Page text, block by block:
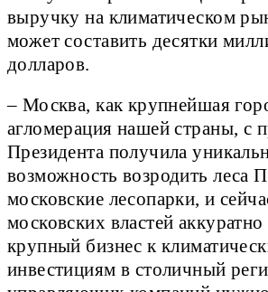
выручку на климатическом
может составить десятки
долларов.
– Москва, как крупнейшая
агломерация нашей страны, с
Президента получила
возможность возродить леса
московские лесопарки, и
московских властей
крупный бизнес к
инвестициям в столичный